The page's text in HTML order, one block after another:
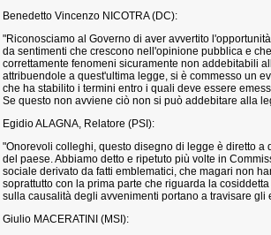
Benedetto Vincenzo NICOTRA (DC):
"Riconosciamo al Governo di aver avvertito
da sentimenti che crescono nell'opinione pubblica e
correttamente fenomeni sicuramente non addebitabili
attribuendole a quest'ultima legge, si è commesso un
che ha stabilito i termini entro i quali deve essere
Se questo non avviene ciò non si può addebitare alla
Egidio ALAGNA, Relatore (PSI):
"Onorevoli colleghi, questo disegno di legge è diretto
del paese. Abbiamo detto e ripetuto più volte in
sociale derivato da fatti emblematici, che magari non
soprattutto con la prima parte che riguarda la
sulla causalità degli avvenimenti portano a travisare gli
Giulio MACERATINI (MSI):